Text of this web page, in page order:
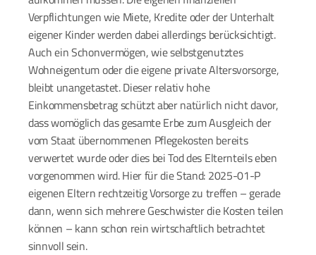
Verpflichtungen wie Miete, Kredite oder der Unterhalt
eigener Kinder werden dabei allerdings berücksichtigt.
Auch ein Schonvermögen, wie selbstgenutztes
Wohneigentum oder die eigene private Altersvorsorge,
bleibt unangetastet. Dieser relativ hohe
Einkommensbetrag schützt aber natürlich nicht davor,
dass womöglich das gesamte Erbe zum Ausgleich der
vom Staat übernommenen Pflegekosten bereits
verwertet wurde oder dies bei Tod des Elternteils eben
vorgenommen wird. Hier für die Stand: 2025-01-P
eigenen Eltern rechtzeitig Vorsorge zu treffen – gerade
dann, wenn sich mehrere Geschwister die Kosten teilen
können – kann schon rein wirtschaftlich betrachtet
sinnvoll sein.